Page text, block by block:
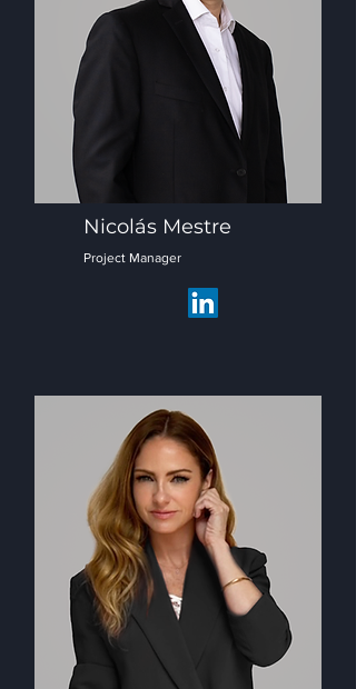
Nicolás Mestre
Project Manager